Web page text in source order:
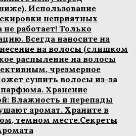
Использование
неприятных
работает! Только
Всегда наносите на
на волосы (слишком
распыление на волосы
чрезмерное
сушить волосы из-за
парфюма. Хранение
Влажность и перепады
аромат. Храните в
темном месте.Секреты